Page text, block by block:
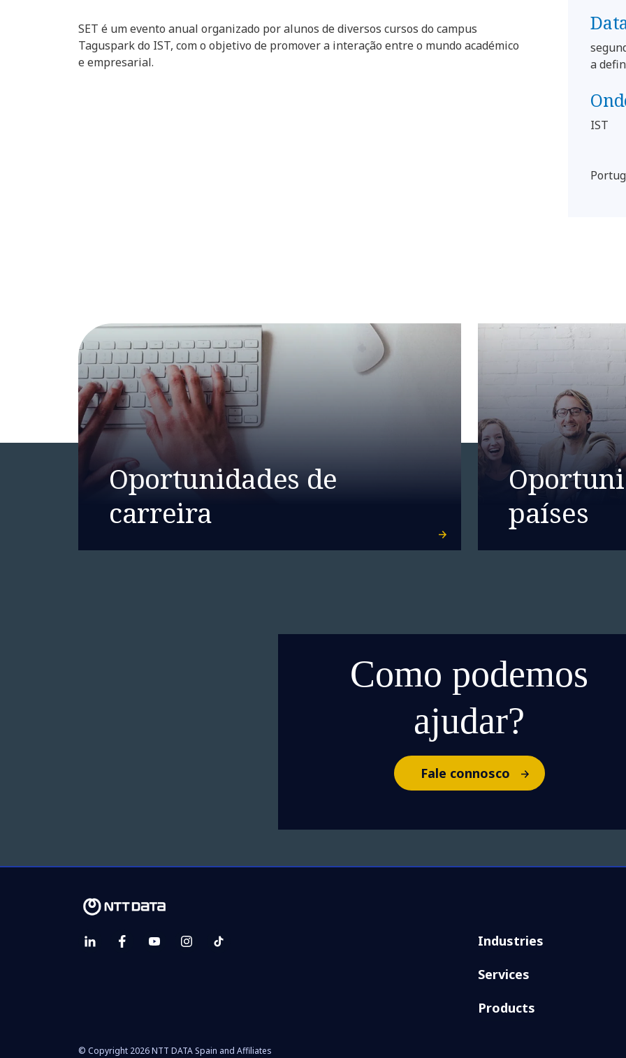
SET é um evento anual organizado por alunos de diversos cursos do campus
Taguspark do IST, com o objetivo de promover a interação entre o mundo académico
e empresarial.
a
IST
Oportunidades de
carreira
países
Como podemos
ajudar?
Fale connosco
Industries
Services
Products
© Copyright 2026 NTT DATA Spain and Affiliates